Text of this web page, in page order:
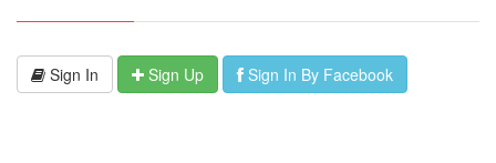
Sign In Sign Up Sign In By Facebook